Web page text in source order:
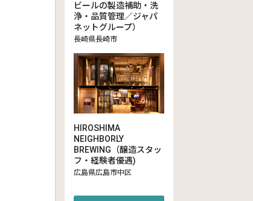
ビールの製造補助・洗
浄・品質管理／ジャパ
ネットグループ）
長崎県長崎市
HIROSHIMA
NEIGHBORLY
BREWING（醸造スタッ
フ・経験者優遇)
広島県広島市中区